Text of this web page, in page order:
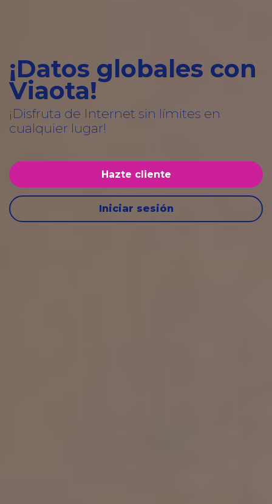
¡Datos globales con
Viaota!
¡Disfruta de Internet sin límites en
cualquier lugar!
Hazte cliente
Iniciar sesión